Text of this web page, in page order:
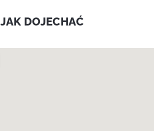
JAK DOJECHAĆ